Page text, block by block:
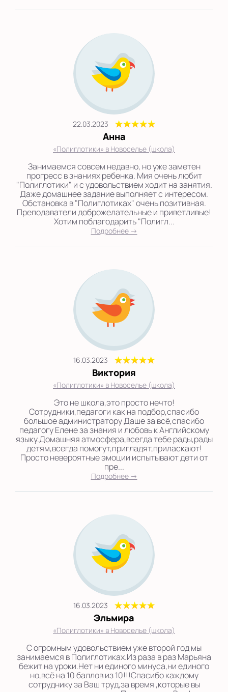
22.03.2023
Анна
«Полиглотики» в Новоселье (школа)
Занимаемся совсем недавно, но уже заметен
прогресс в знаниях ребенка. Мия очень любит
"Полиглотики" и с удовольствием ходит на занятия.
Даже домашнее задание выполняет с интересом.
Обстановка в "Полиглотиках" очень позитивная.
Преподаватели доброжелательные и приветливые!
Хотим поблагодарить "Полигл...
Подробнее →
16.03.2023
Виктория
«Полиглотики» в Новоселье (школа)
Это не школа,это просто нечто!
Сотрудники,педагоги как на подбор,спасибо
большое администратору Даше за всё,спасибо
педагогу Елене за знания и любовь к Английскому
языку.Домашняя атмосфера,всегда тебе рады,рады
детям,всегда помогут,пригладят,приласкают!
Просто невероятные эмоции испытывают дети от
пре...
Подробнее →
16.03.2023
Эльмира
«Полиглотики» в Новоселье (школа)
С огромным удовольствием уже второй год мы
занимаемся в Полиглотиках.Из раза в раз Марьяна
бежит на уроки.Нет ни единого минуса,ни единого
но,всё на 10 баллов из 10!!!Спасибо каждому
сотруднику за Ваш труд,за время ,которые вы